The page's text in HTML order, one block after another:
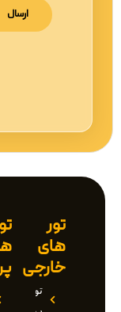
تور
های
خارجی
تور
تور